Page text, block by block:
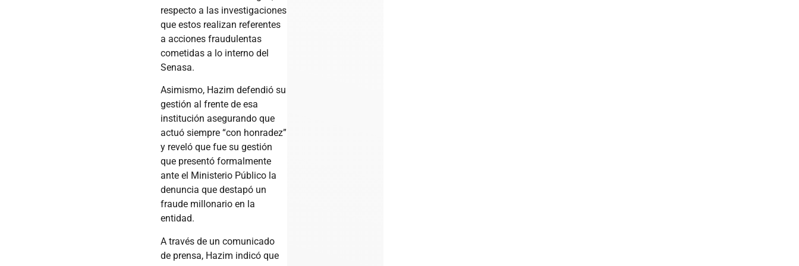
respecto a las investigaciones
que estos realizan referentes
a acciones fraudulentas
cometidas a lo interno del
Senasa.
Asimismo, Hazim defendió su
gestión al frente de esa
institución asegurando que
actuó siempre “con honradez”
y reveló que fue su gestión
que presentó formalmente
ante el Ministerio Público la
denuncia que destapó un
fraude millonario en la
entidad.
A través de un comunicado
de prensa, Hazim indicó que